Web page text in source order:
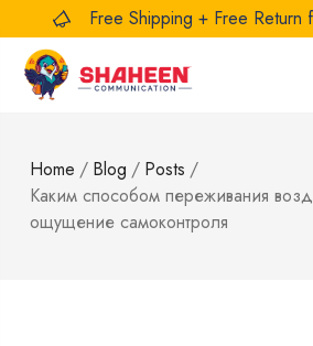
Free Shipping + Free
Home / Blog / Posts /
Каким способом переживания
ощущение самоконтроля